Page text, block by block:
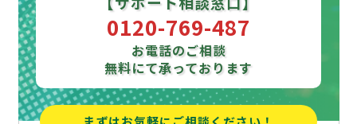
0120-769-487
お電話のご相談
無料にて承っております